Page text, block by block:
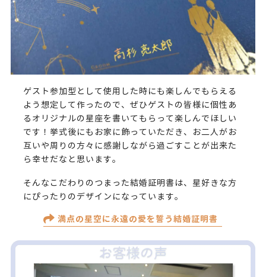
ゲスト参加型として使用した時にも楽しんでもらえる
よう想定して作ったので、ぜひゲストの皆様に個性あ
るオリジナルの星座を書いてもらって楽しんでほしい
です！挙式後にもお家に飾っていただき、お二人がお
互いや周りの方々に感謝しながら過ごすことが出来た
ら幸せだなと思います。
そんなこだわりのつまった結婚証明書は、星好きな方
にぴったりのデザインになっています。
満点の星空に永遠の愛を誓う結婚証明書